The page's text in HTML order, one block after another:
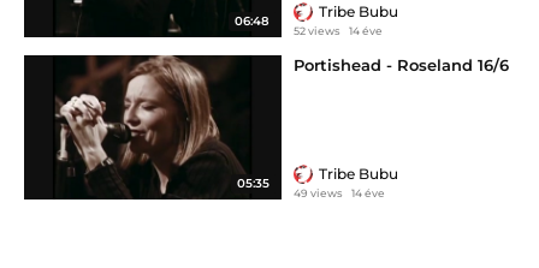
06:48
Tribe Bubu
52 views 14 éve
05:35
Portishead - Roseland 16/6
Tribe Bubu
49 views 14 éve